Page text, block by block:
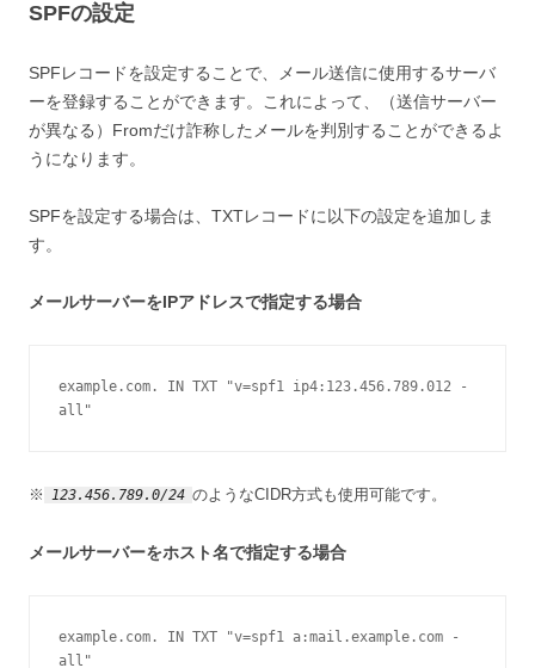
SPFの設定
SPFレコードを設定することで、メール送信に使用するサーバ
ーを登録することができます。これによって、（送信サーバー
が異なる）Fromだけ詐称したメールを判別することができるよ
うになります。
SPFを設定する場合は、TXTレコードに以下の設定を追加しま
す。
メールサーバーをIPアドレスで指定する場合
example.com. IN TXT "v=spf1 ip4:123.456.789.012 -
all"
※ 123.456.789.0/24 のようなCIDR方式も使用可能です。
メールサーバーをホスト名で指定する場合
example.com. IN TXT "v=spf1 a:mail.example.com -
all"